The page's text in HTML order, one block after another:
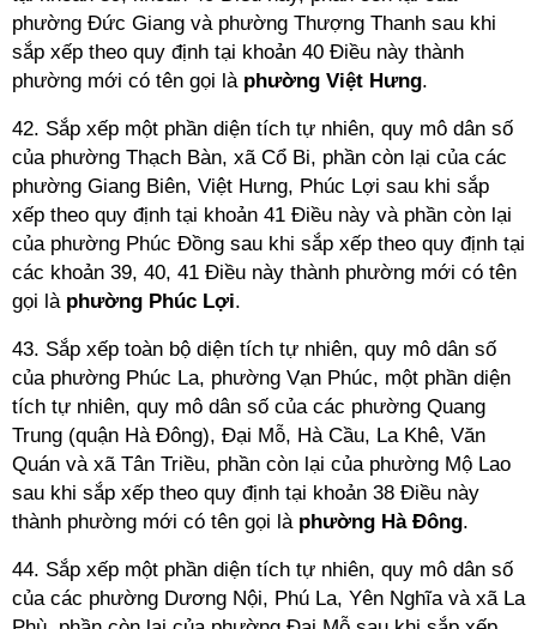
phường Đức Giang và phường Thượng Thanh sau khi
sắp xếp theo quy định tại khoản 40 Điều này thành
phường mới có tên gọi là phường Việt Hưng.
42. Sắp xếp một phần diện tích tự nhiên, quy mô dân số
của phường Thạch Bàn, xã Cổ Bi, phần còn lại của các
phường Giang Biên, Việt Hưng, Phúc Lợi sau khi sắp
xếp theo quy định tại khoản 41 Điều này và phần còn lại
của phường Phúc Đồng sau khi sắp xếp theo quy định tại
các khoản 39, 40, 41 Điều này thành phường mới có tên
gọi là phường Phúc Lợi.
43. Sắp xếp toàn bộ diện tích tự nhiên, quy mô dân số
của phường Phúc La, phường Vạn Phúc, một phần diện
tích tự nhiên, quy mô dân số của các phường Quang
Trung (quận Hà Đông), Đại Mỗ, Hà Cầu, La Khê, Văn
Quán và xã Tân Triều, phần còn lại của phường Mộ Lao
sau khi sắp xếp theo quy định tại khoản 38 Điều này
thành phường mới có tên gọi là phường Hà Đông.
44. Sắp xếp một phần diện tích tự nhiên, quy mô dân số
của các phường Dương Nội, Phú La, Yên Nghĩa và xã La